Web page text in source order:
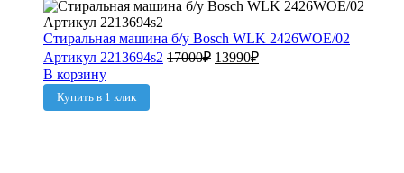
Стиральная машина б/у Bosch WLK 2426WOE/02
Артикул 2213694s2 17000₽ 13990₽
В корзину
Купить в 1 клик